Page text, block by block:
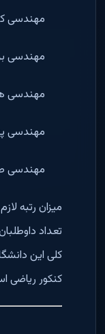
مهندسی
مهندسی
مهندسی
مهندسی
مهندسی
میزان رتبه
تعداد
کلی این
کنکور ریاضی